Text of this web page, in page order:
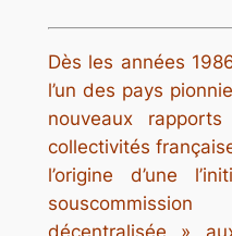
Dès les années
l’un des pays
nouveaux
collectivités
l’origine d’une